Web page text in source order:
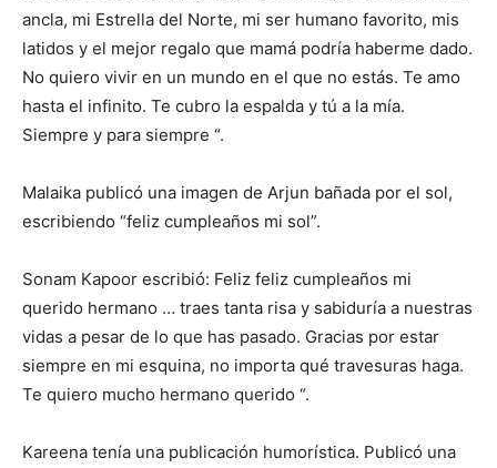
ancla, mi Estrella del Norte, mi ser humano favorito, mis
latidos y el mejor regalo que mamá podría haberme dado.
No quiero vivir en un mundo en el que no estás. Te amo
hasta el infinito. Te cubro la espalda y tú a la mía.
Siempre y para siempre “.
Malaika publicó una imagen de Arjun bañada por el sol,
escribiendo “feliz cumpleaños mi sol”.
Sonam Kapoor escribió: Feliz feliz cumpleaños mi
querido hermano … traes tanta risa y sabiduría a nuestras
vidas a pesar de lo que has pasado. Gracias por estar
siempre en mi esquina, no importa qué travesuras haga.
Te quiero mucho hermano querido “.
Kareena tenía una publicación humorística. Publicó una